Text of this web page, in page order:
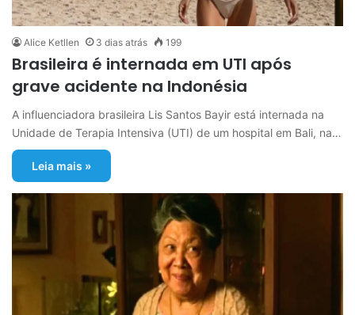
Alice Ketllen 3 dias atrás 199
Brasileira é internada em UTI após
grave acidente na Indonésia
A influenciadora brasileira Lis Santos Bayir está internada na
Unidade de Terapia Intensiva (UTI) de um hospital em Bali, na…
Leia mais »